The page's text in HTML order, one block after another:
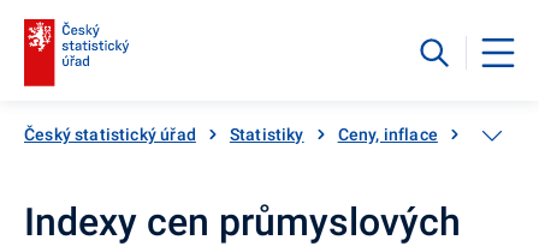
Český statistický úřad Statistiky Ceny, inflace Ceny
Indexy cen průmyslových